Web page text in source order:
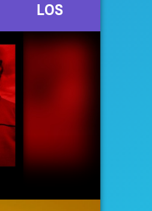
LOS